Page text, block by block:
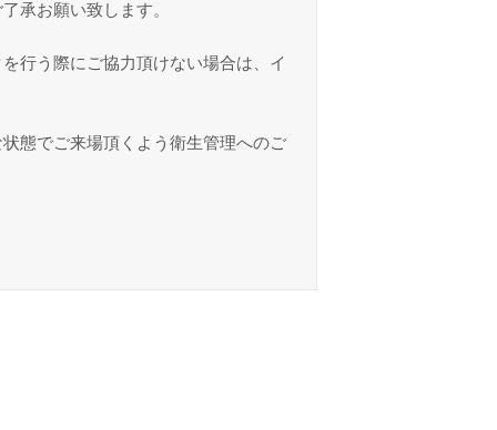
承お願い致します。
行う際にご協力頂けない場合は、イ
態でご来場頂くよう衛生管理へのご